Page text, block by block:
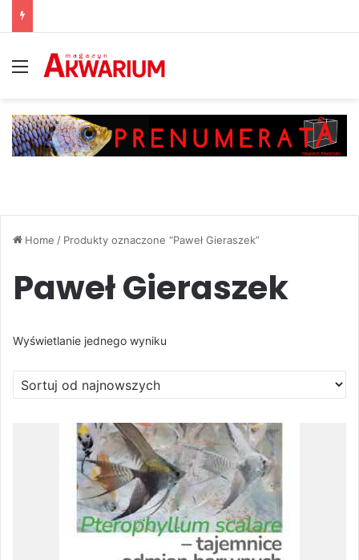
Menu
Home / Produkty oznaczone “Paweł Gieraszek”
Paweł Gieraszek
Wyświetlanie jednego wyniku